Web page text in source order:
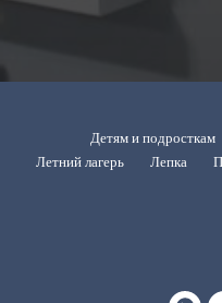
Детям и подросткам
Летний лагерь
Лепка